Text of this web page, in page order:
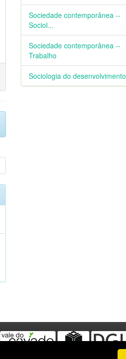
Sociedade contemporânea --
Sociol...
Sociedade contemporânea --
Trabalho
Sociologia do desenvolvimento